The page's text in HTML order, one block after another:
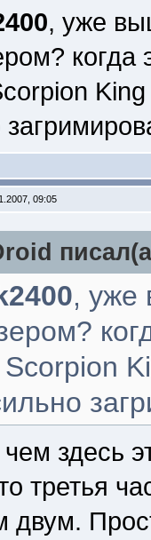
, уже
когда
09:05
, уже
Scorpion
здесь
третья
двум.